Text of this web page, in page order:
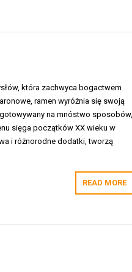
która zachwyca bogactwem
ramen wyróżnia się swoją
na mnóstwo sposobów,
sięga początków XX wieku w
i różnorodne dodatki, tworzą
READ MORE